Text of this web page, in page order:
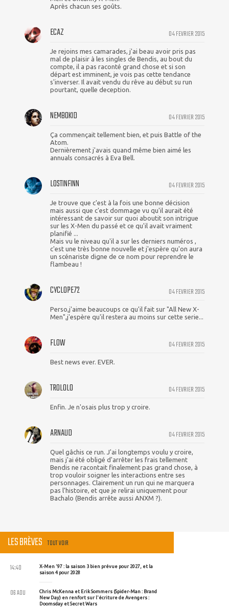
Après chacun ses goûts.
04 FEVRIER 2015
ECAZ
Je rejoins mes camarades, j'ai beau avoir pris pas
mal de plaisir à les singles de Bendis, au bout du
compte, il a pas raconté grand chose et si son
départ est imminent, je vois pas cette tendance
s'inverser. Il avait vendu du rêve au début su run
pourtant, quelle deception.
04 FEVRIER 2015
NEMBOKID
Ça commençait tellement bien, et puis Battle of the
Atom.
Dernièrement j'avais quand même bien aimé les
annuals consacrés à Eva Bell.
04 FEVRIER 2015
LOSTINFINN
Je trouve que c'est à la fois une bonne décision
mais aussi que c'est dommage vu qu'il aurait été
intéressant de savoir sur quoi aboutit son intrigue
sur les X-Men du passé et ce qu'il avait vraiment
planifié ...
Mais vu le niveau qu'il a sur les derniers numéros ,
c'est une très bonne nouvelle et j'espère qu'on aura
un scénariste digne de ce nom pour reprendre le
flambeau !
04 FEVRIER 2015
CYCLOPE72
Perso,j'aime beaucoups ce qu'il fait sur "All New X-
Men",j'espère qu'il restera au moins sur cette serie...
04 FEVRIER 2015
FLOW
Best news ever. EVER.
04 FEVRIER 2015
TROLOLO
Enfin. Je n'osais plus trop y croire.
04 FEVRIER 2015
ARNAUD
Quel gâchis ce run. J'ai longtemps voulu y croire,
mais j'ai été obligé d'arrêter les frais tellement
Bendis ne racontait finalement pas grand chose, à
trop vouloir soigner les interactions entre ses
personnages. Clairement un run qui ne marquera
pas l'histoire, et que je relirai uniquement pour
Bachalo (Bendis arrête aussi ANXM ?).
LES BRÈVES TOUT VOIR
X-Men '97 : la saison 3 bien prévue pour 2027, et la
saison 4 pour 2028
14:40
Chris McKenna et Erik Sommers (Spider-Man : Brand
New Day) en renfort sur l'écriture de Avengers :
Doomsday et Secret Wars
06 AOU